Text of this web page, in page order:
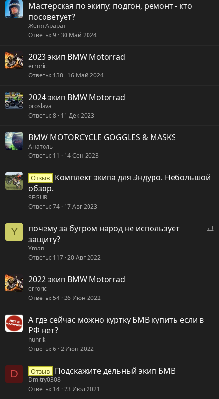
Мастерская по экипу: подгон, ремонт - кто
посоветует?
Женя Арарат
Ответы 9 30 Май 2024
2023 экип BMW Motorrad
erroric
Ответы 138 16 Май 2024
2024 экип BMW Motorrad
proslava
Ответы 8 11 Дек 2023
BMW MOTORCYCLE GOGGLES & MASKS
Анатоль
Ответы 11 14 Сен 2023
Отзыв Комплект экипа для Эндуро. Небольшой
обзор.
SEGUR
Ответы 74 17 Авг 2023
Y
почему за бугром народ не использует
защиту?
Yman
Ответы 117 20 Авг 2022
2022 экип BMW Motorrad
erroric
Ответы 54 26 Июн 2022
А где сейчас можно куртку БМВ купить если в
РФ нет?
huhrik
Ответы 6 2 Июн 2022
D Отзыв Подскажите дельный экип БМВ
Dmitry0308
Ответы 14 23 Июл 2021